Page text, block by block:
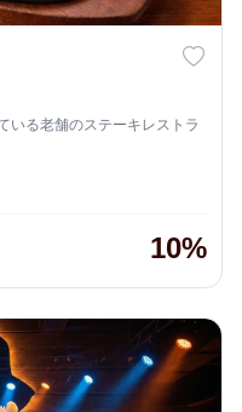
いる老舗のステーキレストラ
10%